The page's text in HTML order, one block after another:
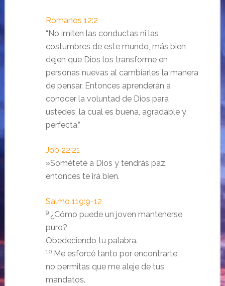
Romanos 12:2
“No imiten las conductas ni las
costumbres de este mundo, más bien
dejen que Dios los transforme en
personas nuevas al cambiarles la manera
de pensar. Entonces aprenderán a
conocer la voluntad de Dios para
ustedes, la cual es buena, agradable y
perfecta.”
Job 22:21
»Sométete a Dios y tendrás paz,
entonces te irá bien.
Salmo 119:9-12
9 ¿Cómo puede un joven mantenerse
puro?
Obedeciendo tu palabra.
10 Me esforcé tanto por encontrarte;
no permitas que me aleje de tus
mandatos.